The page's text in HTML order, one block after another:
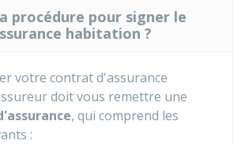
procédure pour signer le
habitation ?
votre contrat d'assurance
doit vous remettre une
, qui comprend les
: